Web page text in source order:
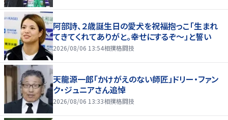
阿部詩、２歳誕生日の愛犬を祝福抱っこ「生まれ
てきてくれてありがと。幸せにするぞ～」と誓い
2026/08/06 13:54相撲格闘技
天龍源一郎「かけがえのない師匠」ドリー・ファン
ク・ジュニアさん追悼
2026/08/06 13:33相撲格闘技